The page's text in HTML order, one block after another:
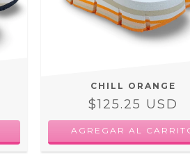
CHILL ORANGE
$125.25 USD
AGREGAR AL